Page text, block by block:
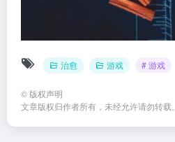
治愈 游戏 # 游戏
© 版权声明
文章版权归作者所有，未经允许请勿转载。